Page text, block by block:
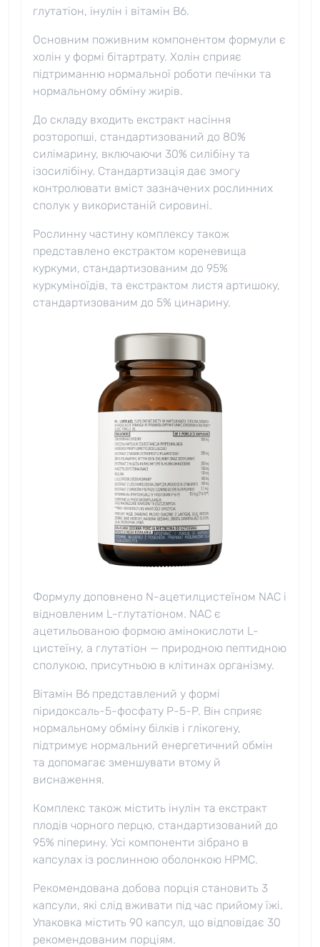
глутатіон, інулін і вітамін B6.
Основним поживним компонентом формули є
холін у формі бітартрату. Холін сприяє
підтриманню нормальної роботи печінки та
нормальному обміну жирів.
До складу входить екстракт насіння
розторопші, стандартизований до 80%
силімарину, включаючи 30% силібіну та
ізосилібіну. Стандартизація дає змогу
контролювати вміст зазначених рослинних
сполук у використаній сировині.
Рослинну частину комплексу також
представлено екстрактом кореневища
куркуми, стандартизованим до 95%
куркуміноїдів, та екстрактом листя артишоку,
стандартизованим до 5% цинарину.
Формулу доповнено N-ацетилцистеїном NAC і
відновленим L-глутатіоном. NAC є
ацетильованою формою амінокислоти L-
цистеїну, а глутатіон — природною пептидною
сполукою, присутньою в клітинах організму.
Вітамін B6 представлений у формі
піридоксаль-5-фосфату P-5-P. Він сприяє
нормальному обміну білків і глікогену,
підтримує нормальний енергетичний обмін
та допомагає зменшувати втому й
виснаження.
Комплекс також містить інулін та екстракт
плодів чорного перцю, стандартизований до
95% піперину. Усі компоненти зібрано в
капсулах із рослинною оболонкою HPMC.
Рекомендована добова порція становить 3
капсули, які слід вживати під час прийому їжі.
Упаковка містить 90 капсул, що відповідає 30
рекомендованим порціям.